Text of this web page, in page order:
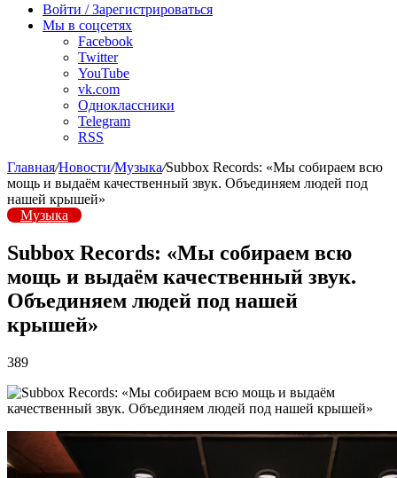
радио
Войти / Зарегистрироваться
Мы в соцсетях
Facebook
Twitter
YouTube
vk.com
Одноклассники
Telegram
RSS
Главная/Новости/Музыка/Subbox Records: «Мы собираем всю
мощь и выдаём качественный звук. Объединяем людей под
нашей крышей»
Музыка
Subbox Records: «Мы собираем всю
мощь и выдаём качественный звук.
Объединяем людей под нашей
крышей»
389